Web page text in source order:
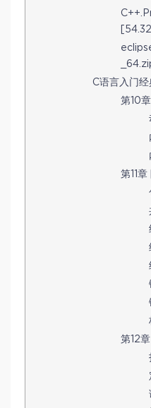
C语言入门经
第10
第11
第12